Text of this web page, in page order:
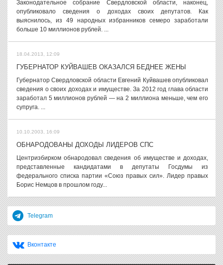
Законодательное собрание Свердловской области, наконец,
опубликовало сведения о доходах своих депутатов. Как
выяснилось, из 49 народных избранников семеро заработали
больше 10 миллионов рублей. ...
18.04.2013, 12:09
ГУБЕРНАТОР КУЙВАШЕВ ОКАЗАЛСЯ БЕДНЕЕ ЖЕНЫ
Губернатор Свердловской области Евгений Куйвашев опубликовал
сведения о своих доходах и имуществе. За 2012 год глава области
заработал 5 миллионов рублей — на 2 миллиона меньше, чем его
супруга. ...
10.10.2003, 16:09
ОБНАРОДОВАНЫ ДОХОДЫ ЛИДЕРОВ СПС
Центризбирком обнародовал сведения об имуществе и доходах,
представленные кандидатами в депутаты Госдумы из
федерального списка партии «Союз правых сил». Лидер правых
Борис Немцов в прошлом году...
Telegram
Вконтакте